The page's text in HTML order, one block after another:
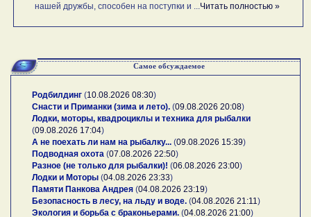
нашей дружбы, способен на поступки и ... Читать полностью »
Самое обсуждаемое
Родбилдинг (10.08.2026 08:30)
Снасти и Приманки (зима и лето). (09.08.2026 20:08)
Лодки, моторы, квадроциклы и техника для рыбалки
(09.08.2026 17:04)
А не поехать ли нам на рыбалку... (09.08.2026 15:39)
Подводная охота (07.08.2026 22:50)
Разное (не только для рыбалки)! (06.08.2026 23:00)
Лодки и Моторы (04.08.2026 23:33)
Памяти Панкова Андрея (04.08.2026 23:19)
Безопасность в лесу, на льду и воде. (04.08.2026 21:11 )
Экология и борьба с браконьерами. (04.08.2026 21:00)